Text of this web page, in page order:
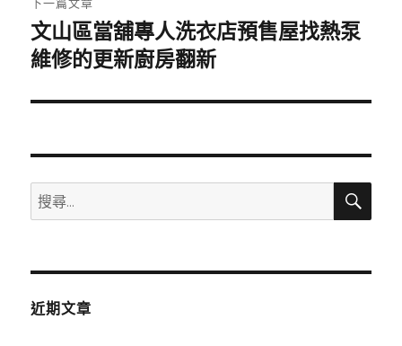
下
一
文
文山區當舖專人洗衣店預售屋找熱泵
維修的更新廚房翻新
搜
尋
鍵
搜
近期文章